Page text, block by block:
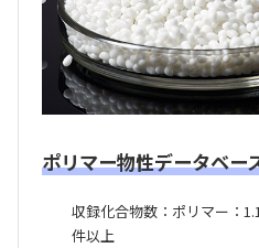
ポリマー物性データベー
収録化合物数：ポリマー：
件以上